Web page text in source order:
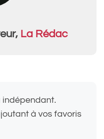
La Rédac
indépendant.
à vos favoris